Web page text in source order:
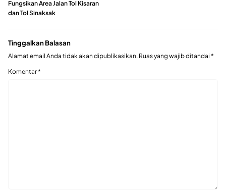
Fungsikan Area Jalan Tol Kisaran
dan Tol Sinaksak
Tinggalkan Balasan
Alamat email Anda tidak akan dipublikasikan. Ruas yang wajib ditandai *
Komentar*